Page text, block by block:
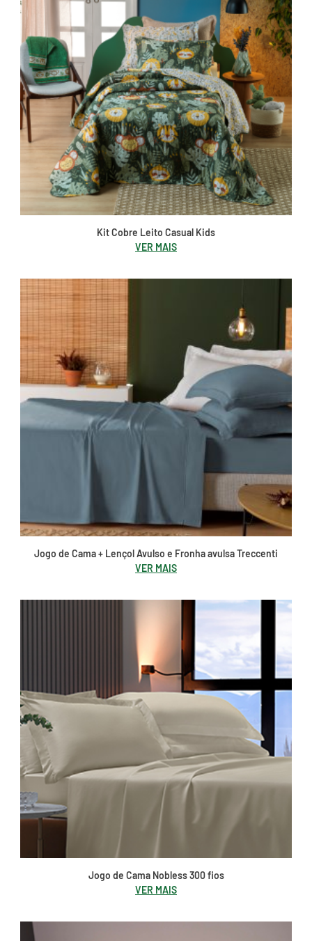
Kit Cobre Leito Casual Kids
VER MAIS
Jogo de Cama + Lençol Avulso e Fronha avulsa Treccenti
VER MAIS
Jogo de Cama Nobless 300 fios
VER MAIS